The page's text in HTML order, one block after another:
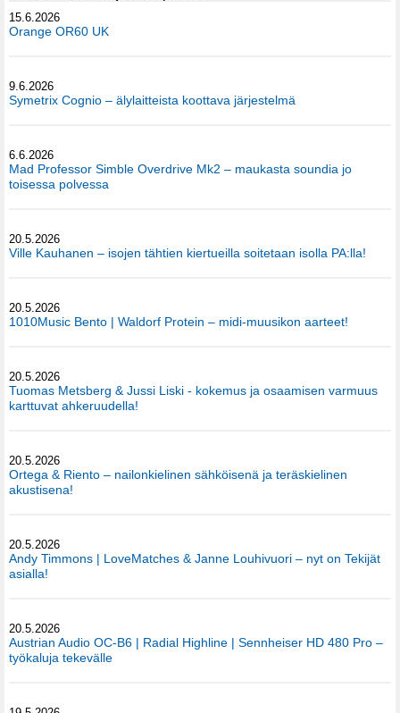
15.6.2026
Orange OR60 UK
9.6.2026
Symetrix Cognio – älylaitteista koottava järjestelmä
6.6.2026
Mad Professor Simble Overdrive Mk2 – maukasta soundia jo
toisessa polvessa
20.5.2026
Ville Kauhanen – isojen tähtien kiertueilla soitetaan isolla PA:lla!
20.5.2026
1010Music Bento | Waldorf Protein – midi-muusikon aarteet!
20.5.2026
Tuomas Metsberg & Jussi Liski - kokemus ja osaamisen varmuus
karttuvat ahkeruudella!
20.5.2026
Ortega & Riento – nailonkielinen sähköisenä ja teräskielinen
akustisena!
20.5.2026
Andy Timmons | LoveMatches & Janne Louhivuori – nyt on Tekijät
asialla!
20.5.2026
Austrian Audio OC-B6 | Radial Highline | Sennheiser HD 480 Pro –
työkaluja tekevälle